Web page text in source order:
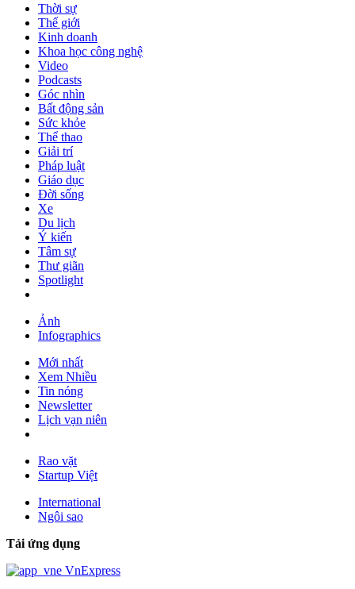
Thời sự
Thế giới
Kinh doanh
Khoa học công nghệ
Video
Podcasts
Góc nhìn
Bất động sản
Sức khỏe
Thể thao
Giải trí
Pháp luật
Giáo dục
Đời sống
Xe
Du lịch
Ý kiến
Tâm sự
Thư giãn
Spotlight
Ảnh
Infographics
Mới nhất
Xem Nhiều
Tin nóng
Newsletter
Lịch vạn niên
Rao vặt
Startup Việt
International
Ngôi sao
Tải ứng dụng
VnExpress